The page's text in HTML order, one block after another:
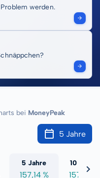
werden.
bei MoneyPeak
5 Jahre
5 Jahre
157,14 %
10 Jahre
157,14 %